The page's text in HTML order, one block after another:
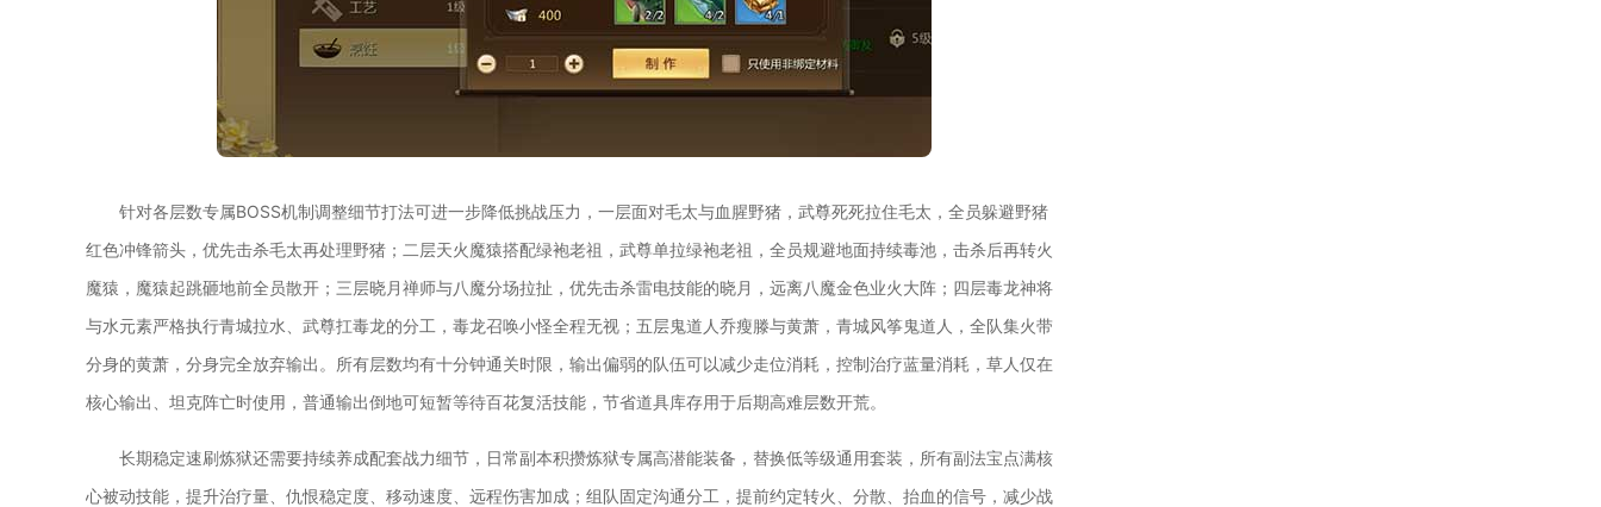
针对各层数专属BOSS机制调整细节打法可进一步降低挑战压力，一层面对毛太与血腥野猪，武尊死死拉住毛太，全员躲避野猪
红色冲锋箭头，优先击杀毛太再处理野猪；二层天火魔猿搭配绿袍老祖，武尊单拉绿袍老祖，全员规避地面持续毒池，击杀后再转火
魔猿，魔猿起跳砸地前全员散开；三层晓月禅师与八魔分场拉扯，优先击杀雷电技能的晓月，远离八魔金色业火大阵；四层毒龙神将
与水元素严格执行青城拉水、武尊扛毒龙的分工，毒龙召唤小怪全程无视；五层鬼道人乔瘦滕与黄萧，青城风筝鬼道人，全队集火带
分身的黄萧，分身完全放弃输出。所有层数均有十分钟通关时限，输出偏弱的队伍可以减少走位消耗，控制治疗蓝量消耗，草人仅在
核心输出、坦克阵亡时使用，普通输出倒地可短暂等待百花复活技能，节省道具库存用于后期高难层数开荒。
长期稳定速刷炼狱还需要持续养成配套战力细节，日常副本积攒炼狱专属高潜能装备，替换低等级通用套装，所有副法宝点满核
心被动技能，提升治疗量、仇恨稳定度、移动速度、远程伤害加成；组队固定沟通分工，提前约定转火、分散、抬血的信号，减少战